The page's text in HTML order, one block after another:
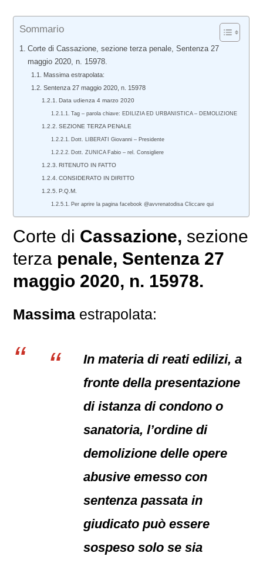
Sommario
Corte di Cassazione, sezione terza penale, Sentenza 27
maggio 2020, n. 15978.
Massima estrapolata:
Sentenza 27 maggio 2020, n. 15978
Data udienza 4 marzo 2020
Tag – parola chiave: EDILIZIA ED URBANISTICA – DEMOLIZIONE
SEZIONE TERZA PENALE
Dott. LIBERATI Giovanni – Presidente
Dott. ZUNICA Fabio – rel. Consigliere
RITENUTO IN FATTO
CONSIDERATO IN DIRITTO
P.Q.M.
Per aprire la pagina facebook @avvrenatodisa Cliccare qui
Corte di Cassazione, sezione
terza penale, Sentenza 27
maggio 2020, n. 15978.
Massima estrapolata:
In materia di reati edilizi, a
fronte della presentazione
di istanza di condono o
sanatoria, l’ordine di
demolizione delle opere
abusive emesso con
sentenza passata in
giudicato può essere
sospeso solo se sia